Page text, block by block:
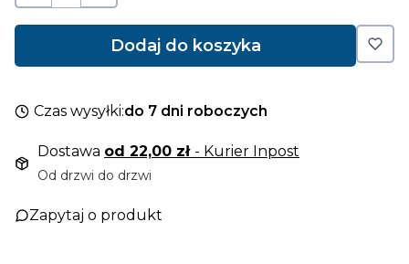
Dodaj do koszyka
Czas wysyłki:do 7 dni roboczych
Dostawa od 22,00 zł - Kurier Inpost
Od drzwi do drzwi
Zapytaj o produkt